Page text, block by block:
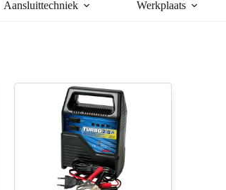
Aansluittechniek Werkplaats